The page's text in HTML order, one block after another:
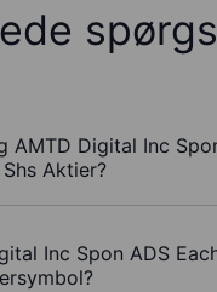
AMTD Digital Inc
Aktier?
Inc Spon ADS